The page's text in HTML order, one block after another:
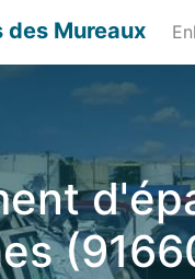
des Mureaux